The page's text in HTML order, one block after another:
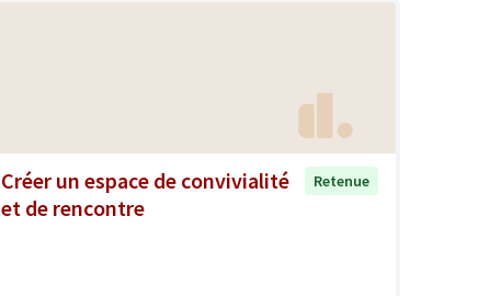
Créer un espace de convivialité
et de rencontre
Retenue